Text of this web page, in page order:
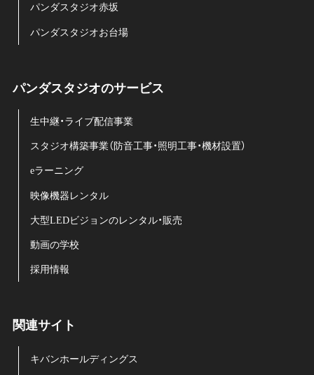
パンダスタジオ赤坂
パンダスタジオお台場
パンダスタジオのサービス
生中継・ライブ配信事業
スタジオ構築事業（防音工事・照明工事・機材設置）
eラーニング
映像機器レンタル
大型LEDビジョンのレンタル・販売
動画の学校
採用情報
関連サイト
キバンホールディングス